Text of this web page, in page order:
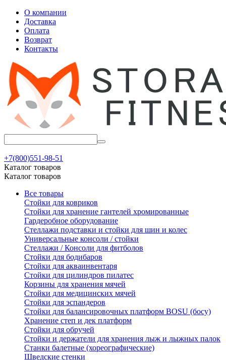
О компании
Доставка
Оплата
Возврат
Контакты
+7(800)551-98-51
Каталог товаров
Каталог товаров
Все товары
Стойки для ковриков
Стойки для хранение гантелей хромированные
Гардеробное оборудование
Стеллажи подставки и стойки для шин и колес
Универсальные консоли / стойки
Стеллажи / Консоли для фитболов
Стойки для бодибаров
Стойки для акваинвентаря
Стойки для цилиндров пилатес
Корзины для хранения мячей
Стойки для медицинских мячей
Стойки для эспандеров
Стойки для балансировочных платформ BOSU (босу)
Хранение степ и дек платформ
Стойки для обручей
Стойки и держатели для хранения лыж и лыжных палок
Станки балетные (хореографические)
Шведские стенки